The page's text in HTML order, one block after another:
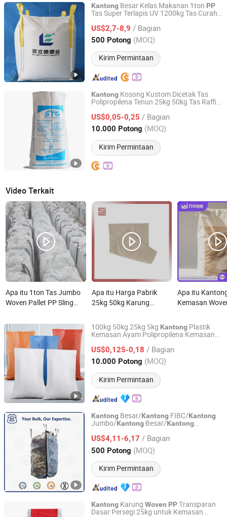
Kantong Besar Kelas Makanan 1ton PP
Tas Super Terlapis UV 1200kg Tas Curah
US$2,7-8,9 / Bagian
500 Potong (MOQ)
Kirim Permintaan
Hebei Bailide Plastics Co., Ltd.
Hebei, China Harga mulai 2022
Kantong Kosong Kustom Dicetak Tas
Polipropilena Tenun 25kg 50kg Tas Raffia
Beras Tepung Pupuk Arang Butir
US$0,05-0,25 / Bagian
10.000 Potong (MOQ)
Kirim Permintaan
Linyi Zerui Plastic Products Co., Ltd.
Shandong, China Harga mulai 2026
Video Terkait
Apa itu 1ton Tas Jumbo
Woven Pallet PP Sling
Apa itu Harga Pabrik
25kg 50kg Karung
untuk Pakan Jagung
Silase Pertanian
Apa itu
Kemasan
Tahan Berat
Batubara,
100kg 50kg 25kg 5kg Kantong Plastik
Kemasan Ayam Polipropilena Kemasan
Pasir Benih Makanan Ceme
US$0,125-0,18 / Bagian
10.000 Potong (MOQ)
Kirim Permintaan
Weifang Dafeng Packaging Co., Ltd.
Shandong, China Harga mulai 2023
Kantong Besar/Kantong FIBC/Kantong
Jumbo/Kantong Besar/Kantong
US$4,11-6,17 / Bagian
500 Potong (MOQ)
Kirim Permintaan
Xuzhou Multi Solution Packaging Co., Ltd.
Jiangsu, China Harga mulai 2025
Kantong Karung Woven PPTransparan
Dasar Persegi 25kg untuk Kemasan